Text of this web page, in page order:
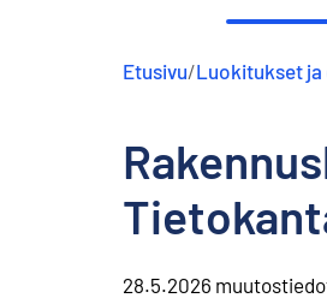
Etusivu/Luokitukset
28.5.2026